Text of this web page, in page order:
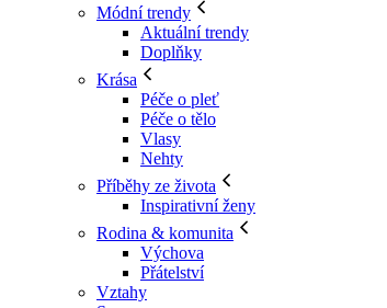
Módní trendy
Aktuální trendy
Doplňky
Krása
Péče o pleť
Péče o tělo
Vlasy
Nehty
Příběhy ze života
Inspirativní ženy
Rodina & komunita
Výchova
Přátelství
Vztahy